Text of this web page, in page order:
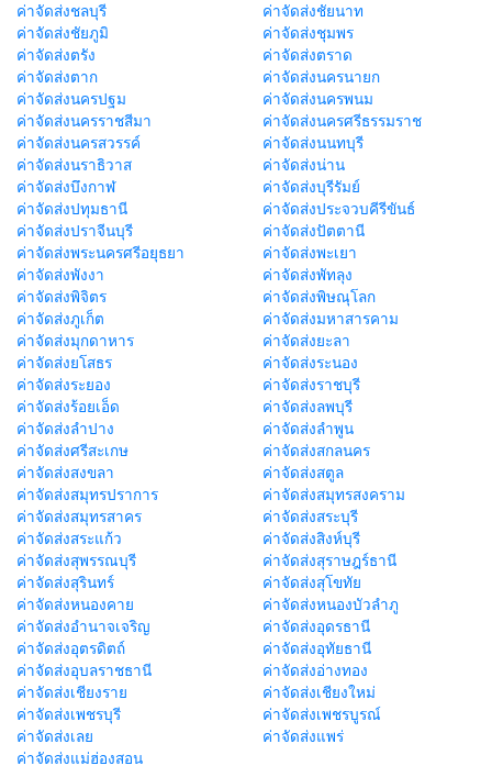
ค่าจัดส่งชลบุรี
ค่าจัดส่งชัยนาท
ค่าจัดส่งชัยภูมิ
ค่าจัดส่งชุมพร
ค่าจัดส่งตรัง
ค่าจัดส่งตราด
ค่าจัดส่งตาก
ค่าจัดส่งนครนายก
ค่าจัดส่งนครปฐม
ค่าจัดส่งนครพนม
ค่าจัดส่งนครราชสีมา
ค่าจัดส่งนครศรีธรรมราช
ค่าจัดส่งนครสวรรค์
ค่าจัดส่งนนทบุรี
ค่าจัดส่งนราธิวาส
ค่าจัดส่งน่าน
ค่าจัดส่งบึงกาฬ
ค่าจัดส่งบุรีรัมย์
ค่าจัดส่งปทุมธานี
ค่าจัดส่งประจวบคีรีขันธ์
ค่าจัดส่งปราจีนบุรี
ค่าจัดส่งปัตตานี
ค่าจัดส่งพระนครศรีอยุธยา
ค่าจัดส่งพะเยา
ค่าจัดส่งพังงา
ค่าจัดส่งพัทลุง
ค่าจัดส่งพิจิตร
ค่าจัดส่งพิษณุโลก
ค่าจัดส่งภูเก็ต
ค่าจัดส่งมหาสารคาม
ค่าจัดส่งมุกดาหาร
ค่าจัดส่งยะลา
ค่าจัดส่งยโสธร
ค่าจัดส่งระนอง
ค่าจัดส่งระยอง
ค่าจัดส่งราชบุรี
ค่าจัดส่งร้อยเอ็ด
ค่าจัดส่งลพบุรี
ค่าจัดส่งลำปาง
ค่าจัดส่งลำพูน
ค่าจัดส่งศรีสะเกษ
ค่าจัดส่งสกลนคร
ค่าจัดส่งสงขลา
ค่าจัดส่งสตูล
ค่าจัดส่งสมุทรปราการ
ค่าจัดส่งสมุทรสงคราม
ค่าจัดส่งสมุทรสาคร
ค่าจัดส่งสระบุรี
ค่าจัดส่งสระแก้ว
ค่าจัดส่งสิงห์บุรี
ค่าจัดส่งสุพรรณบุรี
ค่าจัดส่งสุราษฎร์ธานี
ค่าจัดส่งสุรินทร์
ค่าจัดส่งสุโขทัย
ค่าจัดส่งหนองคาย
ค่าจัดส่งหนองบัวลำภู
ค่าจัดส่งอำนาจเจริญ
ค่าจัดส่งอุดรธานี
ค่าจัดส่งอุตรดิตถ์
ค่าจัดส่งอุทัยธานี
ค่าจัดส่งอุบลราชธานี
ค่าจัดส่งอ่างทอง
ค่าจัดส่งเชียงราย
ค่าจัดส่งเชียงใหม่
ค่าจัดส่งเพชรบุรี
ค่าจัดส่งเพชรบูรณ์
ค่าจัดส่งเลย
ค่าจัดส่งแพร่
ค่าจัดส่งแม่ฮ่องสอน